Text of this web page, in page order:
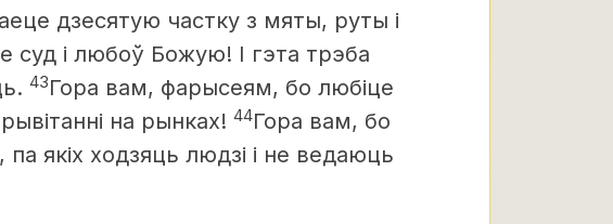
дзесятую частку з мяты, руты і
суд і любоў Божую! І гэта трэба
43Гора вам, фарысеям, бо любіце
на рынках! 44Гора вам, бо
якіх ходзяць людзі і не ведаюць